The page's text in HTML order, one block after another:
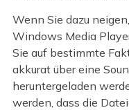
Wenn Sie dazu
Windows Media
Sie auf bestimmte
akkurat über eine
heruntergeladen
werden, dass die